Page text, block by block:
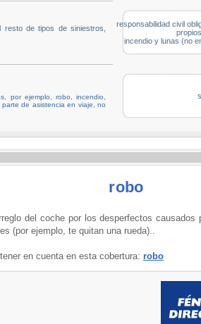
de tipos de siniestros,
responsabilidad civil
incendio y lunas (no
por ejemplo, robo, incendio,
de asistencia en viaje, no
robo
del coche por los desperfectos
(por ejemplo, te quitan una rueda)..
en cuenta en esta cobertura: robo